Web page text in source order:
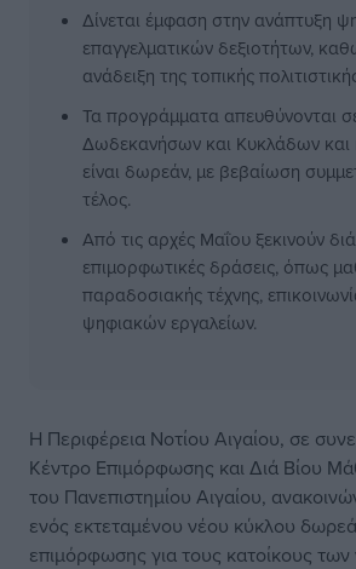
Δίνεται έμφαση στην ανάπτυξη
επαγγελματικών δεξιοτήτων,
ανάδειξη της τοπικής
Τα προγράμματα απευθύνονται
Δωδεκανήσων και Κυκλάδων και
είναι δωρεάν, με βεβαίωση
τέλος.
Από τις αρχές Μαΐου ξεκινούν
επιμορφωτικές δράσεις, όπως
παραδοσιακής τέχνης,
ψηφιακών εργαλείων.
Η Περιφέρεια Νοτίου Αιγαίου, σε
Κέντρο Επιμόρφωσης και Διά Βίου
του Πανεπιστημίου Αιγαίου,
ενός εκτεταμένου νέου κύκλου
επιμόρφωσης για τους κατοίκους των